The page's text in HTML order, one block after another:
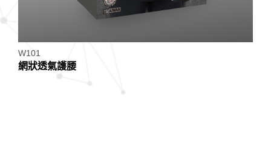
W101
網狀透氣護腰